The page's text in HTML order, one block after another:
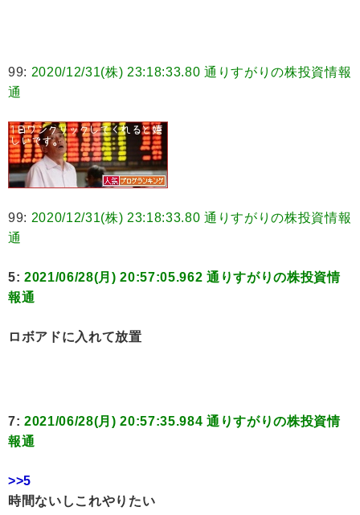
99: 2020/12/31(株) 23:18:33.80 通りすがりの株投資情報
通
99: 2020/12/31(株) 23:18:33.80 通りすがりの株投資情報
通
5: 2021/06/28(月) 20:57:05.962 通りすがりの株投資情
報通
ロボアドに入れて放置
7: 2021/06/28(月) 20:57:35.984 通りすがりの株投資情
報通
>>5
時間ないしこれやりたい